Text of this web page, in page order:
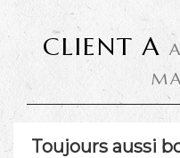
CLIENT A
Toujours aussi